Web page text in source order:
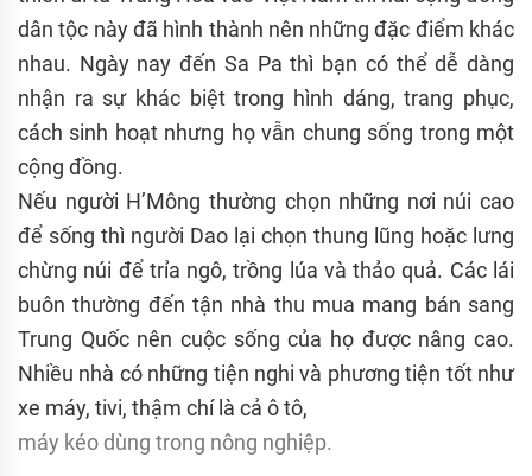
dân tộc này đã hình thành nên những đặc điểm khác
nhau. Ngày nay đến Sa Pa thì bạn có thể dễ dàng
nhận ra sự khác biệt trong hình dáng, trang phục,
cách sinh hoạt nhưng họ vẫn chung sống trong một
cộng đồng.
Nếu người H’Mông thường chọn những nơi núi cao
để sống thì người Dao lại chọn thung lũng hoặc lưng
chừng núi để trỉa ngô, trồng lúa và thảo quả. Các lái
buôn thường đến tận nhà thu mua mang bán sang
Trung Quốc nên cuộc sống của họ được nâng cao.
Nhiều nhà có những tiện nghi và phương tiện tốt như
xe máy, tivi, thậm chí là cả ô tô,
máy kéo dùng trong nông nghiệp.